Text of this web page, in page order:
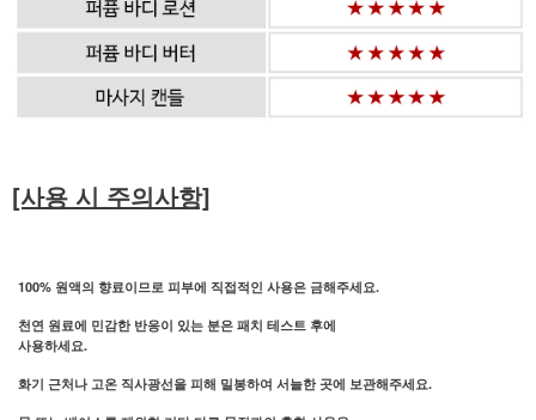
[사용 시 주의사항]
100% 원액의 향료이므로 피부에 직접적인 사용은 금해주세요.
천연 원료에 민감한 반응이 있는 분은 패치 테스트 후에
사용하세요.
화기 근처나 고온 직사광선을 피해 밀봉하여 서늘한 곳에 보관해주세요.